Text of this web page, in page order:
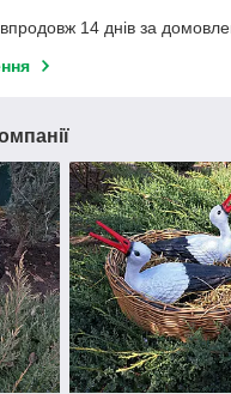
14 днів за